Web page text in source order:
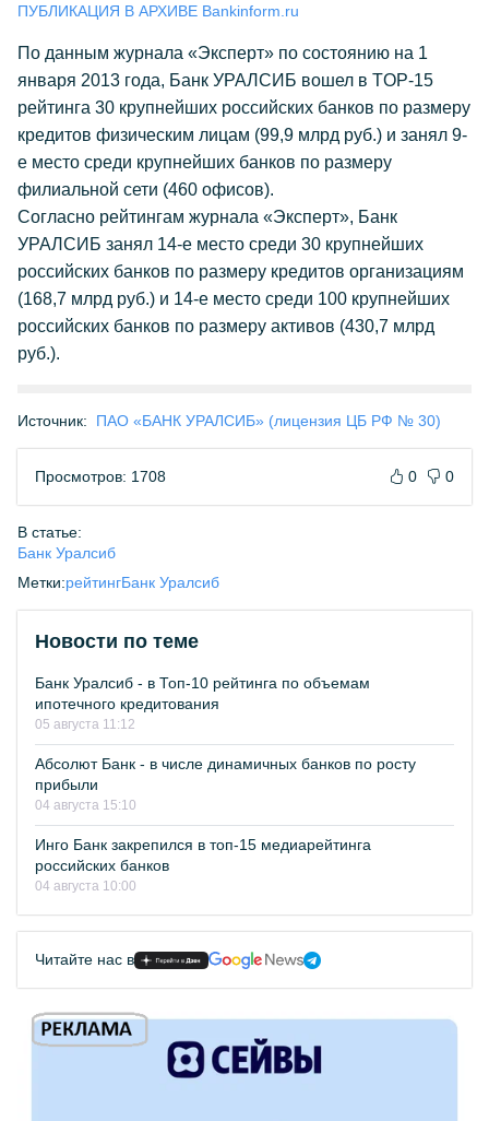
ПУБЛИКАЦИЯ В АРХИВЕ Bankinform.ru
По данным журнала «Эксперт» по состоянию на 1
января 2013 года, Банк УРАЛСИБ вошел в TOP-15
рейтинга 30 крупнейших российских банков по размеру
кредитов физическим лицам (99,9 млрд руб.) и занял 9-
е место среди крупнейших банков по размеру
филиальной сети (460 офисов).
Согласно рейтингам журнала «Эксперт», Банк
УРАЛСИБ занял 14-е место среди 30 крупнейших
российских банков по размеру кредитов организациям
(168,7 млрд руб.) и 14-е место среди 100 крупнейших
российских банков по размеру активов (430,7 млрд
руб.).
Источник: ПАО «БАНК УРАЛСИБ» (лицензия ЦБ РФ № 30)
Просмотров: 1708 0 0
В статье:
Банк Уралсиб
Метки:рейтингБанк Уралсиб
Новости по теме
Банк Уралсиб - в Топ-10 рейтинга по объемам
ипотечного кредитования
05 августа 11:12
Абсолют Банк - в числе динамичных банков по росту
прибыли
04 августа 15:10
Инго Банк закрепился в топ-15 медиарейтинга
российских банков
04 августа 10:00
Читайте нас в